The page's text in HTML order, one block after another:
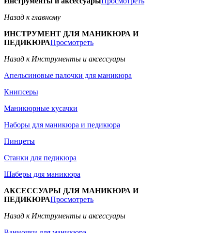
Назад к главному
ИНСТРУМЕНТ ДЛЯ МАНИКЮРА И
ПЕДИКЮРАПросмотреть
Назад к Инструменты и аксессуары
Апельсиновые палочки для маникюра
Книпсеры
Маникюрные кусачки
Наборы для маникюра и педикюра
Пинцеты
Станки для педикюра
Шаберы для маникюра
АКСЕССУАРЫ ДЛЯ МАНИКЮРА И
ПЕДИКЮРАПросмотреть
Назад к Инструменты и аксессуары